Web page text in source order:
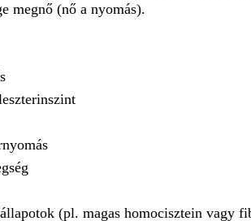
megnő (nő a nyomás).
(pl. magas homocisztein vagy